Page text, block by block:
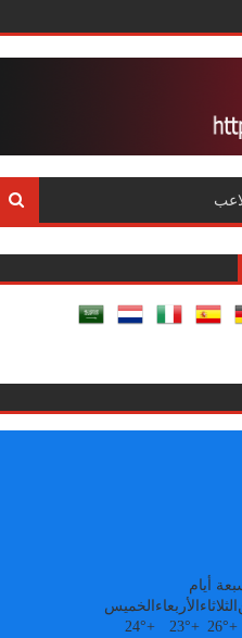
أيام
الثلاثاء الأربعاء الخميس
+
26°
+
23°
+
24°